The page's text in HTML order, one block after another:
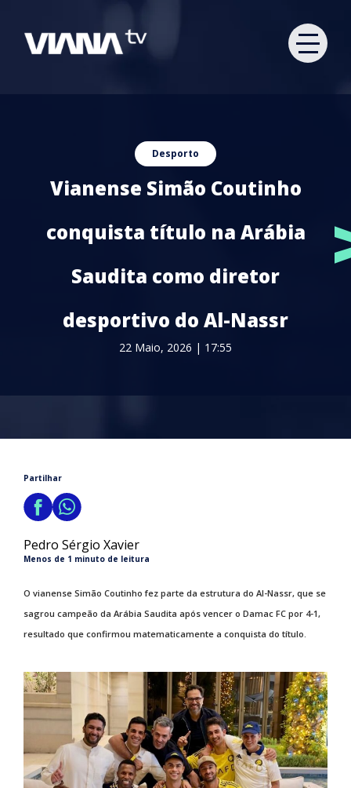
Desporto
Vianense Simão Coutinho
conquista título na Arábia
Saudita como diretor
desportivo do Al-Nassr
22 Maio, 2026 | 17:55
Partilhar
Pedro Sérgio Xavier
Menos de 1 minuto de leitura
O vianense Simão Coutinho fez parte da estrutura do Al-Nassr, que se
sagrou campeão da Arábia Saudita após vencer o Damac FC por 4-1,
resultado que confirmou matematicamente a conquista do título.